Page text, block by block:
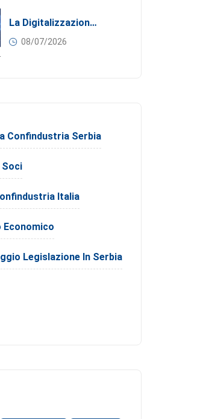
La Digitalizzazione Come Motore Dell’internazionalizzazione
08/07/2026
Confindustria Serbia
Soci
Italia
Legislazione In Serbia